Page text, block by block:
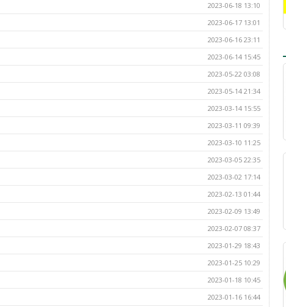
2023-06-18 13:10
2023-06-17 13:01
2023-06-16 23:11
2023-06-14 15:45
2023-05-22 03:08
2023-05-14 21:34
2023-03-14 15:55
2023-03-11 09:39
2023-03-10 11:25
2023-03-05 22:35
2023-03-02 17:14
2023-02-13 01:44
2023-02-09 13:49
2023-02-07 08:37
2023-01-29 18:43
2023-01-25 10:29
2023-01-18 10:45
2023-01-16 16:44